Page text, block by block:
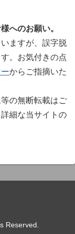
へのお願い。
ますが、誤字脱
。お気付きの点
からご指摘いた
の無断転載はご
細な当サイトの
Reserved.